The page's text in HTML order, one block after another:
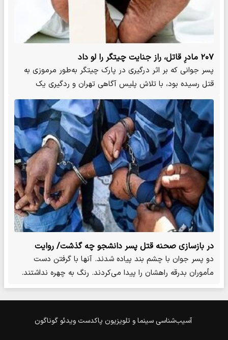
۲۰۷ مادرِ قاتل، راز جنایت چیتگر را لو داد
پسر جوانی که بر اثر درگیری در پارک چیتگر به‌طور مرموزی به
قتل رسیده بود، با تلاش پلیس آگاهی تهران و ردگیری یک
خودروی…
در بازسازی صحنه قتل پسر دانشجو چه گذشت/ روایت
جنایت در جنت +عکس
دو پسر جوان با چشم بند پیاده شدند. آنها با گرفتن دست
مأموران بدرقه راهشان را پیدا می‌کردند. رنگ به چهره نداشتند.
لرزش…
آسیب‌شناسی سینما و تلویزیون پاکدست ویدئو گوناگون